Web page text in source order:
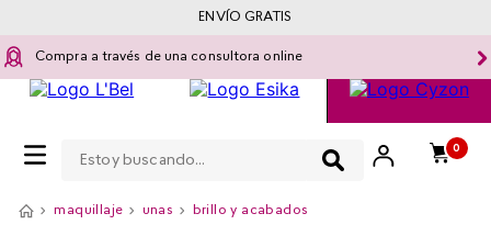
Compra a través de una consultora online
0
ENVÍO GRATIS
maquillaje unas brillo y acabados